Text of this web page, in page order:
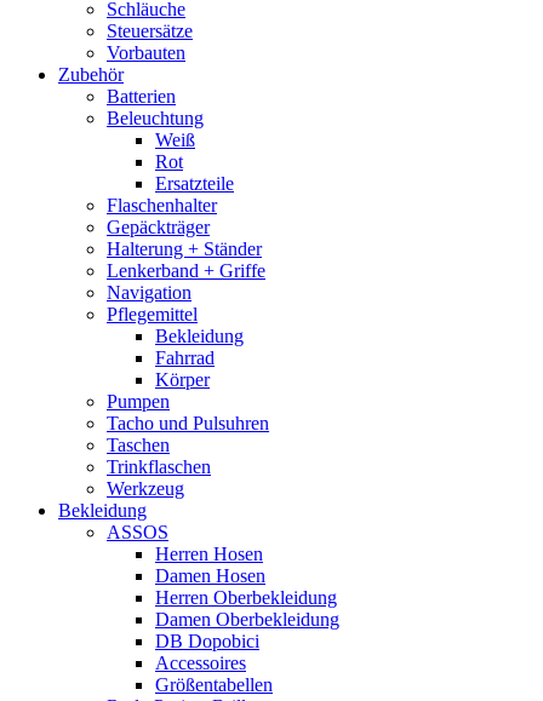
Schläuche
Steuersätze
Vorbauten
Zubehör
Batterien
Beleuchtung
Weiß
Rot
Ersatzteile
Flaschenhalter
Gepäckträger
Halterung + Ständer
Lenkerband + Griffe
Navigation
Pflegemittel
Bekleidung
Fahrrad
Körper
Pumpen
Tacho und Pulsuhren
Taschen
Trinkflaschen
Werkzeug
Bekleidung
ASSOS
Herren Hosen
Damen Hosen
Herren Oberbekleidung
Damen Oberbekleidung
DB Dopobici
Accessoires
Größentabellen